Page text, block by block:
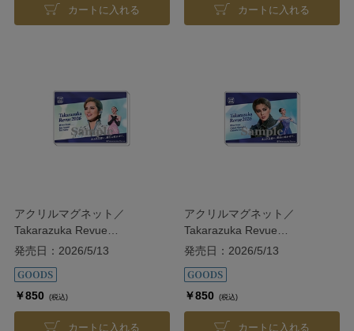
カートに入れる カートに入れる
アクリルマグネット／
Takarazuka Revue
2026【Snow】
発売日：2026/5/13
￥850 (税込)
カートに入れる
アクリルマグネット／
Takarazuka Revue
2026【Star】
発売日：2026/5/13
￥850 (税込)
カートに入れる